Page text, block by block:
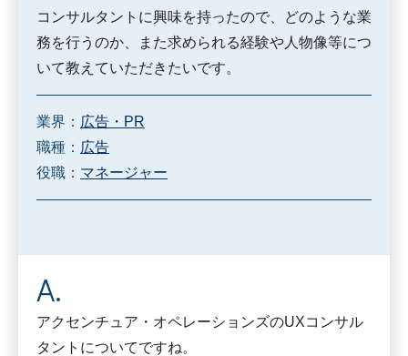
コンサルタントに興味を持ったので、どのような業
務を行うのか、また求められる経験や人物像等につ
いて教えていただきたいです。
業界： 広告・PR
職種： 広告
役職： マネージャー
アクセンチュア・オペレーションズのUXコンサル
タントについてですね。